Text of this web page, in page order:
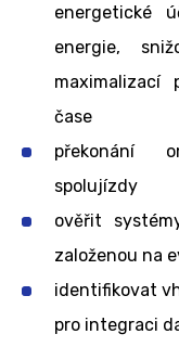
energetické
energie,
maximalizací
čase
překonání
spolujízdy
ověřit
založenou na
identifikovat
pro integraci